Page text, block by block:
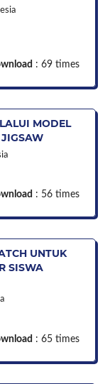
: 69 times
MODEL
: 56 times
UNTUK
SISWA
: 65 times